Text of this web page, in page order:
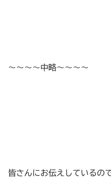
～～～～中略～～～～
皆さんにお伝えしているの